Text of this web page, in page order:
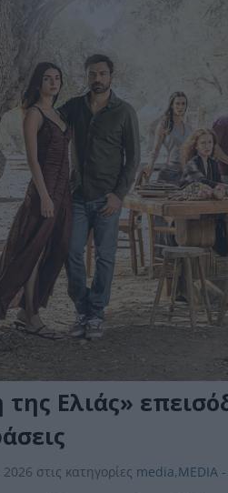
Ελιάς»
2026 στις κατηγορίες media,MEDIA